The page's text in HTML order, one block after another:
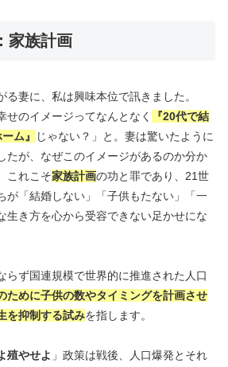
家族計画
妻に、私は興味本位で訊きました。
せのイメージってなんとなく
『20代で結
ム』
じゃない？」と。妻は驚いたように
たが、なぜこのイメージがあるのか分か
これこそ家族計画の功と罪であり、21世
が「結婚しない」「子供もたない」「一
生き方を心から受容できない足かせにな
らず国連規模で世界的に推進された人口
ために子供の数やタイミングを計画させ
を抑制する試みを指します。
殖やせよ 」政策は戦後、人口爆発とそれ